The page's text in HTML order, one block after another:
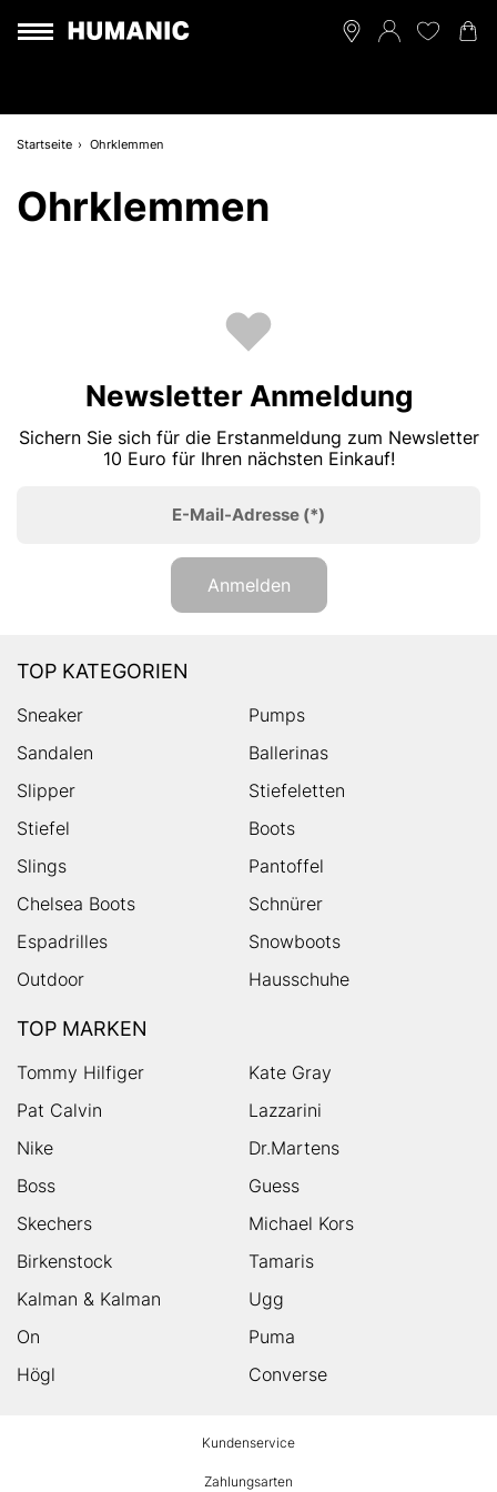
Startseite Ohrklemmen
Ohrklemmen
Newsletter Anmeldung
Sichern Sie sich für die Erstanmeldung zum Newsletter
10 Euro für Ihren nächsten Einkauf!
E-Mail-Adresse (*)
Anmelden
TOP KATEGORIEN
Sneaker
Pumps
Sandalen
Ballerinas
Slipper
Stiefeletten
Stiefel
Boots
Slings
Pantoffel
Chelsea Boots
Schnürer
Espadrilles
Snowboots
Outdoor
Hausschuhe
TOP MARKEN
Tommy Hilfiger
Kate Gray
Pat Calvin
Lazzarini
Nike
Dr.Martens
Boss
Guess
Skechers
Michael Kors
Birkenstock
Tamaris
Kalman & Kalman
Ugg
On
Puma
Högl
Converse
Kundenservice
Zahlungsarten